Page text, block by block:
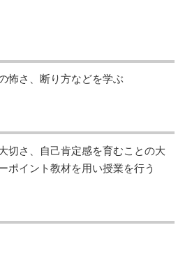
怖さ、断り方などを学ぶ
切さ、自己肯定感を育むことの大
ポイント教材を用い授業を行う